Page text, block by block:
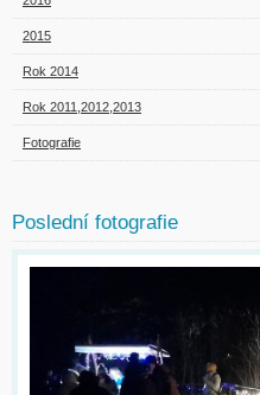
2015
Rok 2014
Rok 2011,2012,2013
Fotografie
Poslední fotografie